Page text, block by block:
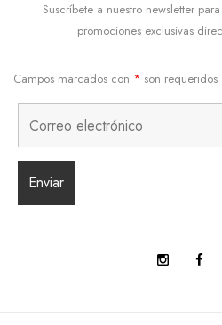
Suscríbete a nuestro newsletter
promociones exclusivas
Campos marcados con * son requeridos